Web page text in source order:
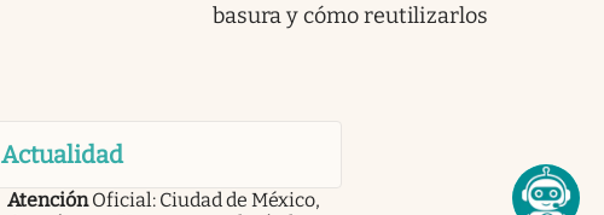
basura y cómo reutilizarlos
Actualidad
Atención Oficial: Ciudad de México,